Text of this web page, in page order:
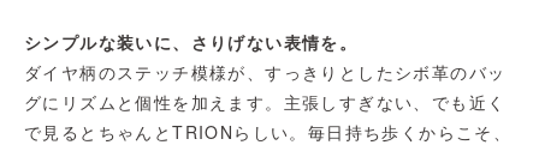
シンプルな装いに、さりげない表情を。
ダイヤ柄のステッチ模様が、すっきりとしたシボ革のバッ
グにリズムと個性を加えます。主張しすぎない、でも近く
で見るとちゃんとTRIONらしい。毎日持ち歩くからこそ、